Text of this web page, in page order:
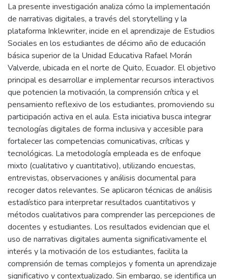
La presente investigación analiza cómo la implementación
de narrativas digitales, a través del storytelling y la
plataforma Inklewriter, incide en el aprendizaje de Estudios
Sociales en los estudiantes de décimo año de educación
básica superior de la Unidad Educativa Rafael Morán
Valverde, ubicada en el norte de Quito, Ecuador. El objetivo
principal es desarrollar e implementar recursos interactivos
que potencien la motivación, la comprensión crítica y el
pensamiento reflexivo de los estudiantes, promoviendo su
participación activa en el aula. Esta iniciativa busca integrar
tecnologías digitales de forma inclusiva y accesible para
fortalecer las competencias comunicativas, críticas y
tecnológicas. La metodología empleada es de enfoque
mixto (cualitativo y cuantitativo), utilizando encuestas,
entrevistas, observaciones y análisis documental para
recoger datos relevantes. Se aplicaron técnicas de análisis
estadístico para interpretar resultados cuantitativos y
métodos cualitativos para comprender las percepciones de
docentes y estudiantes. Los resultados evidencian que el
uso de narrativas digitales aumenta significativamente el
interés y la motivación de los estudiantes, facilita la
comprensión de temas complejos y fomenta un aprendizaje
significativo y contextualizado. Sin embargo, se identifica un